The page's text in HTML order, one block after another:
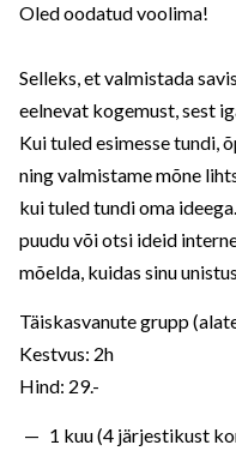
Oled oodatud voolima!
Selleks, et valmistada
eelnevat kogemust, sest
Kui tuled esimesse tundi,
ning valmistame mõne
kui tuled tundi oma
puudu või otsi ideid
mõelda, kuidas sinu
Täiskasvanute grupp
Kestvus: 2h
Hind: 29.-
1 kuu (4 järjestikust